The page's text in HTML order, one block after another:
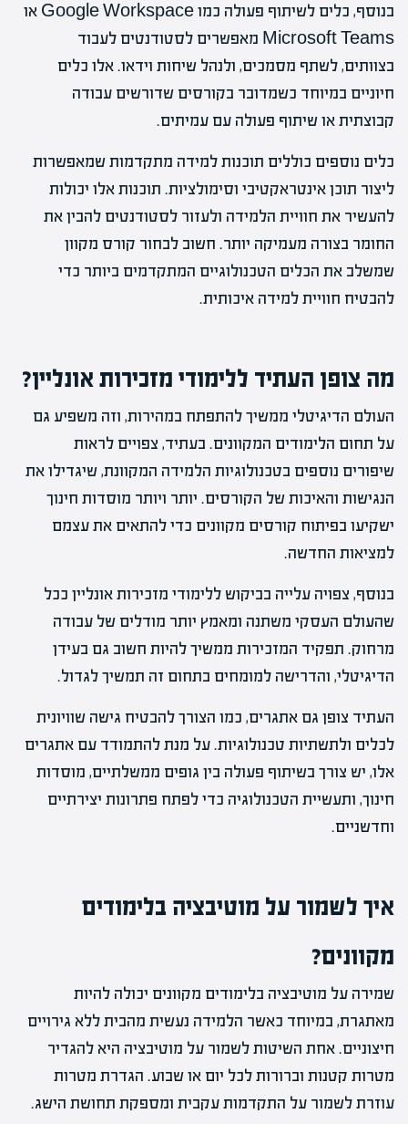
בנוסף, כלים לשיתוף פעולה כמו Google Workspace או
Microsoft Teams מאפשרים לסטודנטים לעבוד
בצוותים, לשתף מסמכים, ולנהל שיחות וידאו. אלו כלים
חיוניים במיוחד כשמדובר בקורסים שדורשים עבודה
קבוצתית או שיתוף פעולה עם עמיתים.
כלים נוספים כוללים תוכנות למידה מתקדמות שמאפשרות
ליצור תוכן אינטראקטיבי וסימולציות. תוכנות אלו יכולות
להעשיר את חוויית הלמידה ולעזור לסטודנטים להבין את
החומר בצורה מעמיקה יותר. חשוב לבחור קורס מקוון
שמשלב את הכלים הטכנולוגיים המתקדמים ביותר כדי
להבטיח חוויית למידה איכותית.
מה צופן העתיד ללימודי מזכירות אונליין?
העולם הדיגיטלי ממשיך להתפתח במהירות, וזה משפיע גם
על תחום הלימודים המקוונים. בעתיד, צפויים לראות
שיפורים נוספים בטכנולוגיות הלמידה המקוונת, שיגדילו את
הנגישות והאיכות של הקורסים. יותר ויותר מוסדות חינוך
ישקיעו בפיתוח קורסים מקוונים כדי להתאים את עצמם
למציאות החדשה.
בנוסף, צפויה עלייה בביקוש ללימודי מזכירות אונליין ככל
שהעולם העסקי משתנה ומאמץ יותר מודלים של עבודה
מרחוק. תפקיד המזכירות ממשיך להיות חשוב גם בעידן
הדיגיטלי, והדרישה למומחים בתחום זה תמשיך לגדול.
העתיד צופן גם אתגרים, כמו הצורך להבטיח גישה שוויונית
לכלים ולתשתיות טכנולוגיות. על מנת להתמודד עם אתגרים
אלו, יש צורך בשיתוף פעולה בין גופים ממשלתיים, מוסדות
חינוך, ותעשיית הטכנולוגיה כדי לפתח פתרונות יצירתיים
וחדשניים.
איך לשמור על מוטיבציה בלימודים
מקוונים?
שמירה על מוטיבציה בלימודים מקוונים יכולה להיות
מאתגרת, במיוחד כאשר הלמידה נעשית מהבית ללא גירויים
חיצוניים. אחת השיטות לשמור על מוטיבציה היא להגדיר
מטרות קטנות וברורות לכל יום או שבוע. הגדרת מטרות
עוזרת לשמור על התקדמות עקבית ומספקת תחושת הישג.